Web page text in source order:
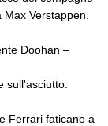
Verstappen.
Doohan –
sull'asciutto.
Ferrari faticano a